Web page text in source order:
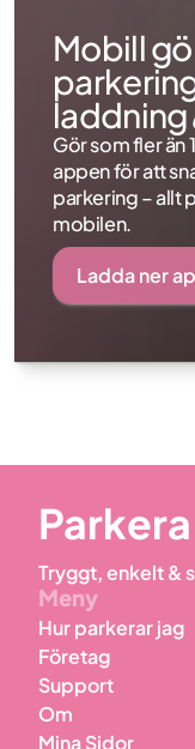
Mobill
laddning
Gör som fler än
appen för att
parkering – allt
mobilen.
Ladda ner
Tryggt, enkelt &
Meny
Hur parkerar jag
Företag
Support
Om
Mina Sidor